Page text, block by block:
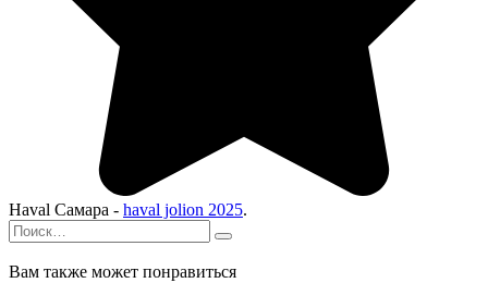
Haval Самара - haval jolion 2025.
Search
for:
Вам также может понравиться